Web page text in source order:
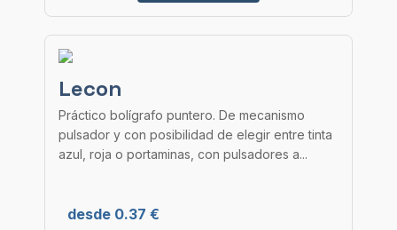
Lecon
Práctico bolígrafo puntero. De mecanismo
pulsador y con posibilidad de elegir entre tinta
azul, roja o portaminas, con pulsadores a...
desde 0.37 €